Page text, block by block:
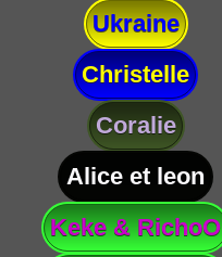
Ukraine
Christelle
Coralie
Alice et leon
Keke & RichoO